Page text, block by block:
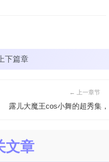
上下篇章
← 上一章节
露儿大魔王cos小舞的超秀集
文章